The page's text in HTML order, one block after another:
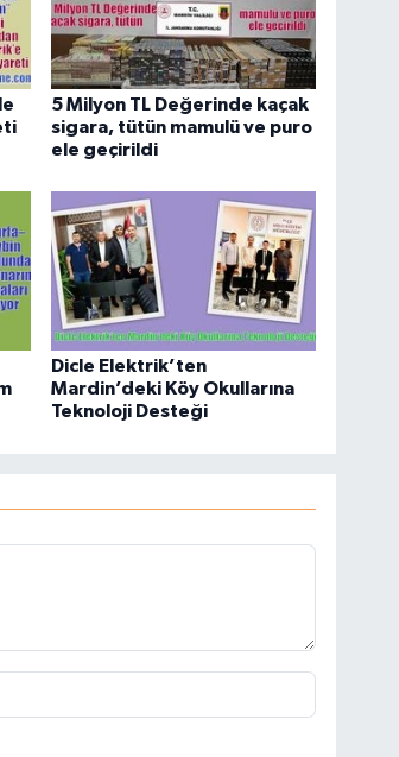
5 Milyon TL Değerinde kaçak
sigara, tütün mamulü ve puro
ele geçirildi
Dicle Elektrik’ten
Mardin’deki Köy Okullarına
Teknoloji Desteği